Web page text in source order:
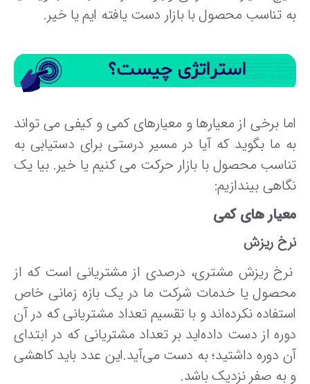
تناسب محصول با بازار دست یافته ایم یا خیر.
برخی از معیارها و معیارهای کمی و کیفی می تواند
ما بگوید که آیا در مسیر درستی برای دستیابی به
محصول با بازار حرکت می کنیم یا خیر. بیا یک
بیندازیم:
های کمی
ریزش
ریزش مشتری، درصدی از مشتریانی است که از
یا خدمات شرکت ما در یک بازه زمانی خاص
نکرده‌اند و با تقسیم تعداد مشتریانی که در آن
از دست داده‌اید بر تعداد مشتریانی که در ابتدای
دوره داشتید؛ به دست می‌آید.این عدد باید کاهشی
به صفر نزدیک باشد.